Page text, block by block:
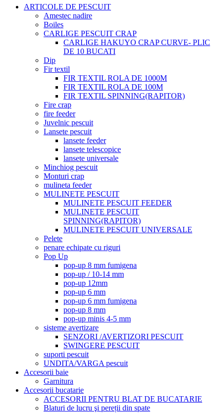
ARTICOLE DE PESCUIT
Amestec nadire
Boiles
CARLIGE PESCUIT CRAP
CARLIGE HAKUYO CRAP CURVE- PLIC
DE 10 BUCATI
Dip
Fir textil
FIR TEXTIL ROLA DE 1000M
FIR TEXTIL ROLA DE 100M
FIR TEXTIL SPINNING(RAPITOR)
Fire crap
fire feeder
Juvelnic pescuit
Lansete pescuit
lansete feeder
lansete telescopice
lansete universale
Minchiog pescuit
Monturi crap
mulineta feeder
MULINETE PESCUIT
MULINETE PESCUIT FEEDER
MULINETE PESCUIT
SPINNING(RAPITOR)
MULINETE PESCUIT UNIVERSALE
Pelete
penare echipate cu riguri
Pop Up
pop-up 8 mm fumigena
pop-up / 10-14 mm
pop-up 12mm
pop-up 6 mm
pop-up 6 mm fumigena
pop-up 8 mm
pop-up minis 4-5 mm
sisteme avertizare
SENZORI /AVERTIZORI PESCUIT
SWINGERE PESCUIT
suporti pescuit
UNDITA/VARGA pescuit
Accesorii baie
Garnitura
Accesorii bucatarie
ACCESORII PENTRU BLAT DE BUCATARIE
Blaturi de lucru şi pereții din spate